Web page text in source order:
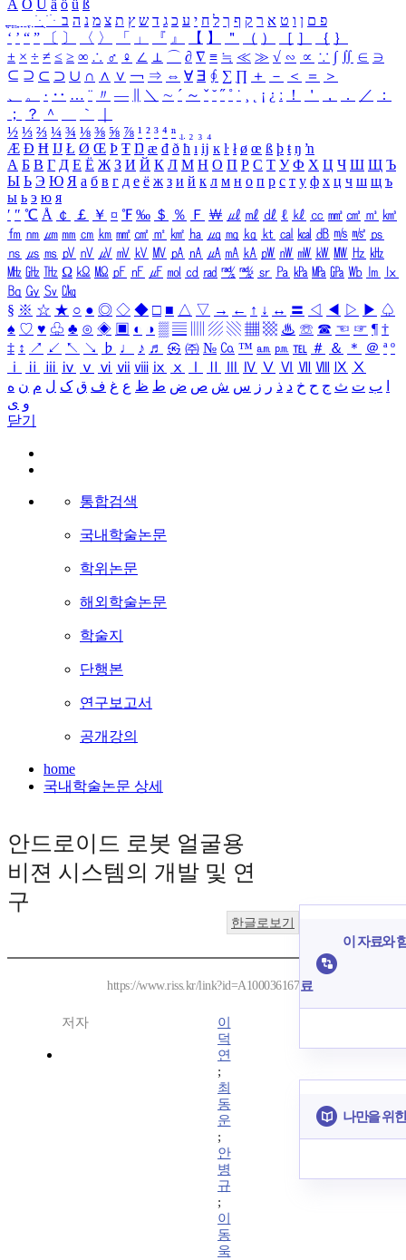
Ä Ö Ü ä ö ü ß
ִֶֹ ֻּ ׁׂ פ ם ן ו ט א ר ק ף ך ל ח י ע כ ג ד ש ץ ת צ מ נ ה ב
‘ ’ “ ” 〔 〕 〈 〉 「 」 『 』 【 】 ＂ （ ） ［ ］ ｛ ｝
± × ÷ ≠ ≤ ≥ ∞ ∴ ♂ ♀ ∠ ⊥ ⌒ ∂ ∇ ≡ ≒ ≪ ≫ √ ∽ ∝ ∵ ∫ ∬ ∈ ∋
⊆ ⊇ ⊂ ⊃ ∪ ∩ ∧ ∨ ￢ ⇒ ⇔ ∀ ∃ ∮ ∑ ∏ ＋ － ＜ ＝
＞
、
。 · ‥ … ¨ 〃 ― ＼ ∼ ´ ～ ˇ ˘ ˝ ˚ ˙ ¸ ¡ ¿ ː ！ ＇ ， ． ／
：
；
？ ＾ ｀
½ ⅓ ⅔ ¼ ¾ ⅛ ⅜ ⅝ ⅞ ¹ ² ³ ⁴ ⁿ ₁ ₂ ₃ ₄
Æ Ð Ħ Ĳ Ł Ø Œ Þ Ŧ Ŋ æ đ ð ħ ı ĳ ĸ ŀ ł ø œ ß þ ŧ ŋ ŉ
А Б В Г Д Е Ё Ж З И Й К Л М Н О П Р С Т У Ф Х Ц Ч Ш Щ Ъ
Ы Ь Э Ю Я а б в г д е ё ж з и й к л м н о п р с т у ф х ц ч ш щ ъ
ы ь э ю я
′ ″ ℃ Å ￠ ￡ ￥ ¤ ℉ ‰ ＄ ％ Ｆ ￦ ㎕ ㎖ ㎗ ℓ ㎘ ㏄ ㎣ ㎤ ㎥ ㎦
㎙ ㎚ ㎛ ㎜ ㎝ ㎞ ㎟ ㎠ ㎡ ㎢ ㏊ ㎍ ㎎ ㎏ ㏏ ㎈ ㎉ ㏈ ㎧ ㎨ ㎰
㎱ ㎲ ㎳ ㎴ ㎵ ㎶ ㎷ ㎸ ㎹ ㎀ ㎁ ㎂ ㎃ ㎄ ㎺ ㎻ ㎽ ㎾ ㎿ ㎐ ㎑
㎒ ㎓ ㎔ Ω ㏀ ㏁ ㎊ ㎋ ㎌ ㏖ ㏅ ㎭ ㎮ ㎯ ㏛ ㎩ ㎪ ㎫ ㎬ ㏝ ㏐
㏓
㏃ ㏉ ㏜ ㏆
§ ※ ☆ ★ ○ ● ◎ ◇ ◆ □ ■ △ ▽ → ← ↑ ↓ ↔ 〓 ◁ ◀ ▷ ▶ ♤
♠ ♡ ♥ ♧ ♣ ⊙ ◈ ▣ ◐ ◑ ▒ ▤ ▨ ▧ ▦ ▩ ♨ ☏ ☎ ☜ ☞ ¶ †
‡ ↕ ↗ ↙ ↖ ↘ ♭ ♩ ♪ ♬ ㉿ ㈜ № ㏇ ™ ㏂ ㏘ ℡ ＃ ＆ ＊ ＠ ª º
ⅰ
ⅱ ⅲ ⅳ ⅴ ⅵ ⅶ ⅷ ⅸ ⅹ Ⅳ Ⅴ Ⅵ Ⅶ Ⅷ Ⅸ Ⅹ
ب ت ث ج ح خ د ذ ر ز س ش ص ض ط ظ ع غ ف ق ک ل م ن ه
و ی
닫기
통합검색
국내학술논문
학위논문
해외학술논문
학술지
단행본
연구보고서
공개강의
home
국내학술논문 상세
안드로이드 로봇 얼굴용
비젼 시스템의 개발 및 연
구
한글로보기
https://www.riss.kr/link?id=A100036167
저자
이
덕
연
;
최
동
운
;
안
병
규
;
이
동
욱
이 자료와
료
나만을 위